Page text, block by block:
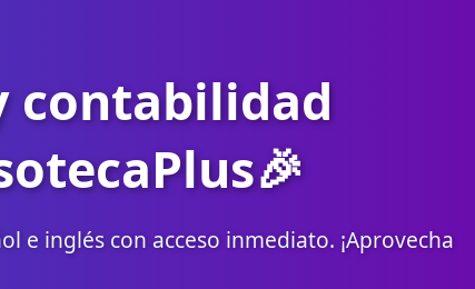
contabilidad
e inglés con acceso inmediato. ¡Aprovecha